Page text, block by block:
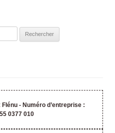
- Numéro d’entreprise :
0377 010